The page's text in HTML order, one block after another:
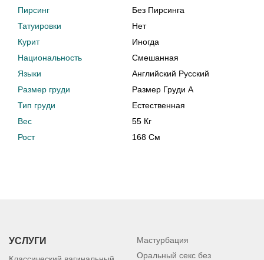
Пирсинг
Без Пирсинга
Татуировки
Нет
Курит
Иногда
Национальность
Смешанная
Языки
Английский Русский
Размер груди
Размер Груди A
Тип груди
Естественная
Вес
55 Кг
Рост
168 См
УСЛУГИ
Мастурбация
Оральный секс без